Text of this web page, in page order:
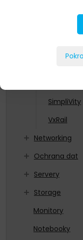
SimpliVity
VxRail
Networking
Ochrana dat
Servery
Storage
Monitory
Notebooky